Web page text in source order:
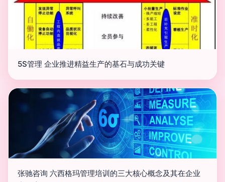
5S管理 企业推进精益生产的基石与成功关键
张驰咨询 六西格玛管理培训的三大核心概念及其在企业